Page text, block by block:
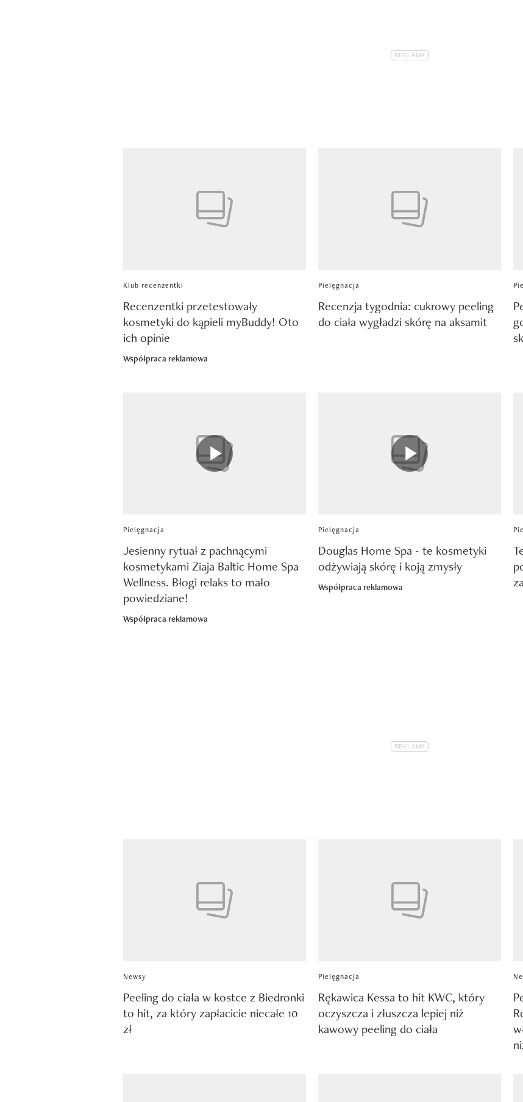
Klub recenzentki
Recenzentki przetestowały
kosmetyki do kąpieli myBuddy! Oto
ich opinie
Współpraca reklamowa
Pielęgnacja
Recenzja tygodnia: cukrowy peeling
do ciała wygładzi skórę na aksamit
Pielęgnacja
Jesienny rytuał z pachnącymi
kosmetykami Ziaja Baltic Home Spa
Wellness. Błogi relaks to mało
powiedziane!
Współpraca reklamowa
Pielęgnacja
Douglas Home Spa - te kosmetyki
odżywiają skórę i koją zmysły
Współpraca reklamowa
Newsy
Peeling do ciała w kostce z Biedronki
to hit, za który zapłacicie niecałe 10
zł
Pielęgnacja
Rękawica Kessa to hit KWC, który
oczyszcza i złuszcza lepiej niż
kawowy peeling do ciała